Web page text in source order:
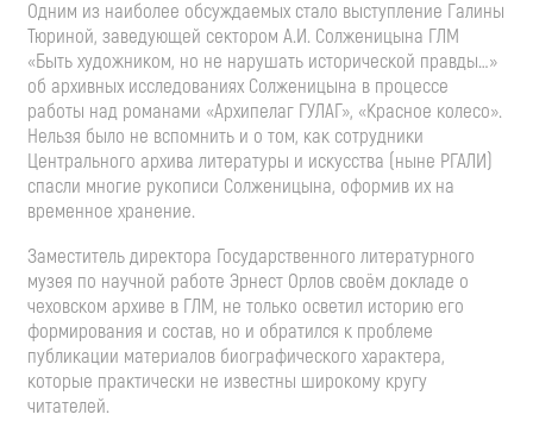
Одним из наиболее обсуждаемых стало выступление Галины
Тюриной, заведующей сектором А.И. Солженицына ГЛМ
«Быть художником, но не нарушать исторической правды…»
об архивных исследованиях Солженицына в процессе
работы над романами «Архипелаг ГУЛАГ», «Красное колесо».
Нельзя было не вспомнить и о том, как сотрудники
Центрального архива литературы и искусства (ныне РГАЛИ)
спасли многие рукописи Солженицына, оформив их на
временное хранение.
Заместитель директора Государственного литературного
музея по научной работе Эрнест Орлов своём докладе о
чеховском архиве в ГЛМ, не только осветил историю его
формирования и состав, но и обратился к проблеме
публикации материалов биографического характера,
которые практически не известны широкому кругу
читателей.